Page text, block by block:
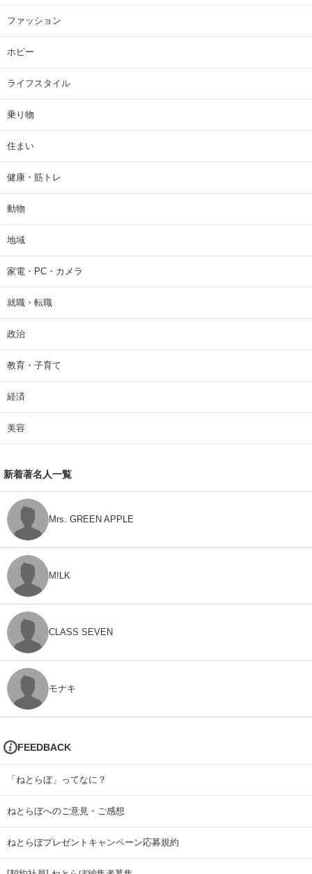
ファッション
ホビー
ライフスタイル
乗り物
住まい
健康・筋トレ
動物
地域
家電・PC・カメラ
就職・転職
政治
教育・子育て
経済
美容
新着著名人一覧
Mrs. GREEN APPLE
M!LK
CLASS SEVEN
モナキ
FEEDBACK
「ねとらぼ」ってなに？
ねとらぼへのご意見・ご感想
ねとらぼプレゼントキャンペーン応募規約